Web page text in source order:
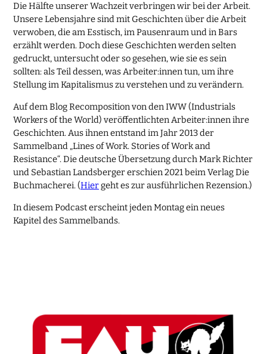
Die Hälfte unserer Wachzeit verbringen wir bei der Arbeit.
Unsere Lebensjahre sind mit Geschichten über die Arbeit
verwoben, die am Esstisch, im Pausenraum und in Bars
erzählt werden. Doch diese Geschichten werden selten
gedruckt, untersucht oder so gesehen, wie sie es sein
sollten: als Teil dessen, was Arbeiter:innen tun, um ihre
Stellung im Kapitalismus zu verstehen und zu verändern.
Auf dem Blog Recomposition von den IWW (Industrials
Workers of the World) veröffentlichten Arbeiter:innen ihre
Geschichten. Aus ihnen entstand im Jahr 2013 der
Sammelband „Lines of Work. Stories of Work and
Resistance“. Die deutsche Übersetzung durch Mark Richter
und Sebastian Landsberger erschien 2021 beim Verlag Die
Buchmacherei. (Hiergeht es zur ausführlichen Rezension.)
In diesem Podcast erscheint jeden Montag ein neues
Kapitel des Sammelbands.